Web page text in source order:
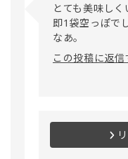
とても美味し
即1袋空っぽで
なあ。
この投稿に返信